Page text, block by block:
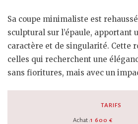
Sa coupe minimaliste est
sculptural sur l’épaule, apportant
caractère et de singularité. Cette
celles qui recherchent une
sans fioritures, mais avec un
TARIFS
Achat :1 600 €